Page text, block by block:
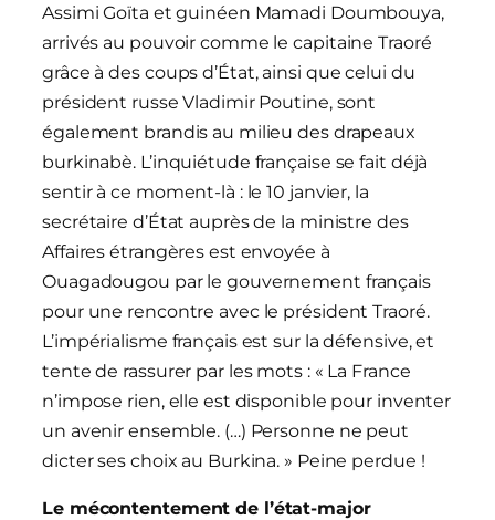
Assimi Goïta et guinéen Mamadi Doumbouya,
arrivés au pouvoir comme le capitaine Traoré
grâce à des coups d’État, ainsi que celui du
président russe Vladimir Poutine, sont
également brandis au milieu des drapeaux
burkinabè. L’inquiétude française se fait déjà
sentir à ce moment-là : le 10 janvier, la
secrétaire d’État auprès de la ministre des
Affaires étrangères est envoyée à
Ouagadougou par le gouvernement français
pour une rencontre avec le président Traoré.
L’impérialisme français est sur la défensive, et
tente de rassurer par les mots : « La France
n’impose rien, elle est disponible pour inventer
un avenir ensemble. (…) Personne ne peut
dicter ses choix au Burkina. » Peine perdue !
Le mécontentement de l’état-major